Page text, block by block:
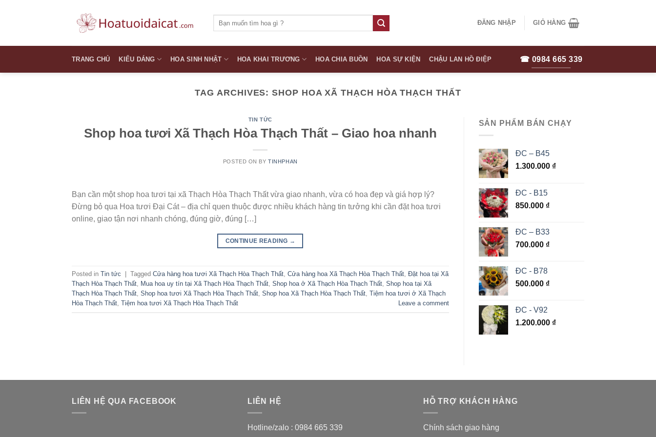
kiếm:
ĐĂNG NHẬP GIỎ HÀNG
TRANG CHỦ KIỂU DÁNG HOA SINH NHẬT HOA KHAI TRƯƠNG HOA CHIA BUỒN HOA SỰ KIỆN CHẬU LAN HỒ ĐIỆP ☎ 0984 665 339
TAG ARCHIVES:SHOP HOA XÃ THẠCH HÒA THẠCH THẤT
TIN TỨC
Shop hoa tươi Xã Thạch Hòa Thạch Thất – Giao hoa nhanh
POSTED ON BYTINHPHAN
Bạn cần một shop hoa tươi tại xã Thạch Hòa Thạch Thất vừa giao nhanh, vừa có hoa đẹp và giá hợp lý?
Đừng bỏ qua Hoa tươi Đại Cát – địa chỉ quen thuộc được nhiều khách hàng tin tưởng khi cần đặt hoa tươi
online, giao tận nơi nhanh chóng, đúng giờ, đúng […]
CONTINUE READING →
Posted in Tin tức Tagged Cửa hàng hoa tươi Xã Thạch Hòa Thạch Thất, Cửa hàng hoa Xã Thạch Hòa Thạch Thất, Đặt hoa tại Xã
Thạch Hòa Thạch Thất, Mua hoa uy tín tại Xã Thạch Hòa Thạch Thất, Shop hoa ở Xã Thạch Hòa Thạch Thất, Shop hoa tại Xã
Thạch Hòa Thạch Thất, Shop hoa tươi Xã Thạch Hòa Thạch Thất, Shop hoa Xã Thạch Hòa Thạch Thất, Tiệm hoa tươi ở Xã Thạch
Hòa Thạch Thất, Tiệm hoa tươi Xã Thạch Hòa Thạch Thất Leave a comment
SẢN PHẨM BÁN CHẠY
ĐC – B45
1.300.000 ₫
ĐC - B15
850.000 ₫
ĐC – B33
700.000 ₫
ĐC - B78
500.000 ₫
ĐC - V92
1.200.000 ₫
LIÊN HỆ QUA FACEBOOK LIÊN HỆ
Hotline/zalo : 0984 665 339
HỖ TRỢ KHÁCH HÀNG
Chính sách giao hàng